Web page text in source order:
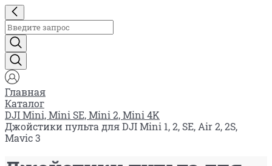
Главная
Каталог
DJI Mini, Mini SE, Mini 2, Mini 4K
Джойстики пульта для DJI Mini 1, 2, SE, Air 2, 2S,
Mavic 3